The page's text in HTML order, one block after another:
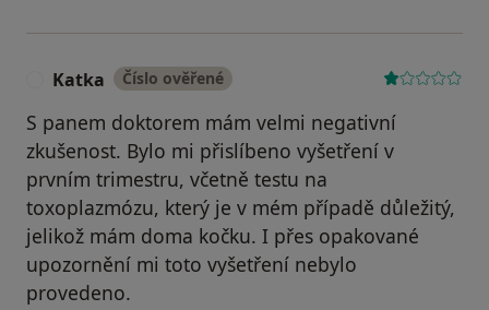
Katka Číslo ověřené
S panem doktorem mám velmi negativní
zkušenost. Bylo mi přislíbeno vyšetření v
prvním trimestru, včetně testu na
toxoplazmózu, který je v mém případě důležitý,
jelikož mám doma kočku. I přes opakované
upozornění mi toto vyšetření nebylo
provedeno.